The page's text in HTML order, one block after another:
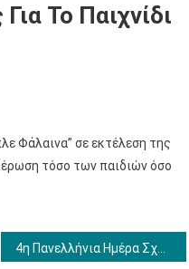
Το Παιχνίδι
Φάλαινα” σε εκτέλεση της
τόσο των παιδιών όσο